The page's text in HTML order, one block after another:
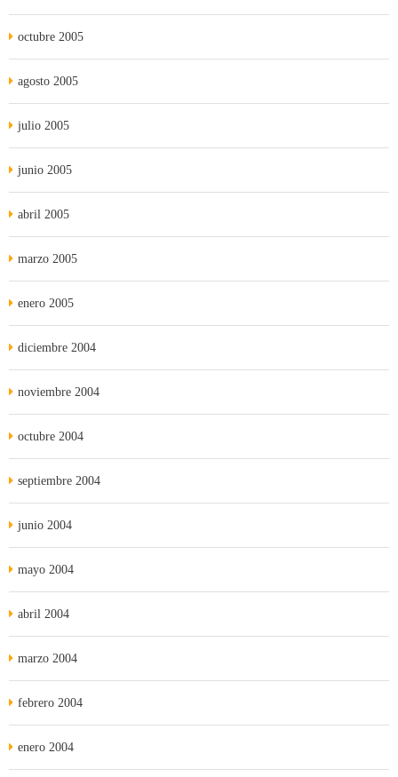
octubre 2005
agosto 2005
julio 2005
junio 2005
abril 2005
marzo 2005
enero 2005
diciembre 2004
noviembre 2004
octubre 2004
septiembre 2004
junio 2004
mayo 2004
abril 2004
marzo 2004
febrero 2004
enero 2004